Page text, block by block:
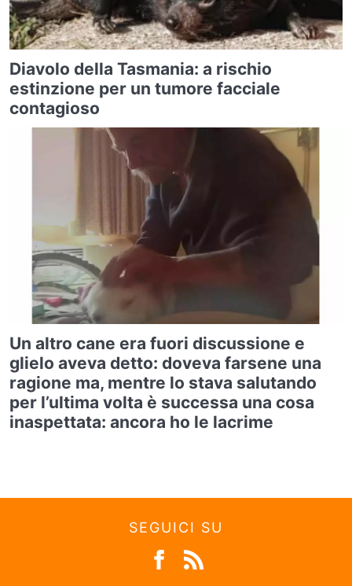
Diavolo della Tasmania: a rischio
estinzione per un tumore facciale
contagioso
Un altro cane era fuori discussione e
glielo aveva detto: doveva farsene una
ragione ma, mentre lo stava salutando
per l’ultima volta è successa una cosa
inaspettata: ancora ho le lacrime
SEGUICI SU